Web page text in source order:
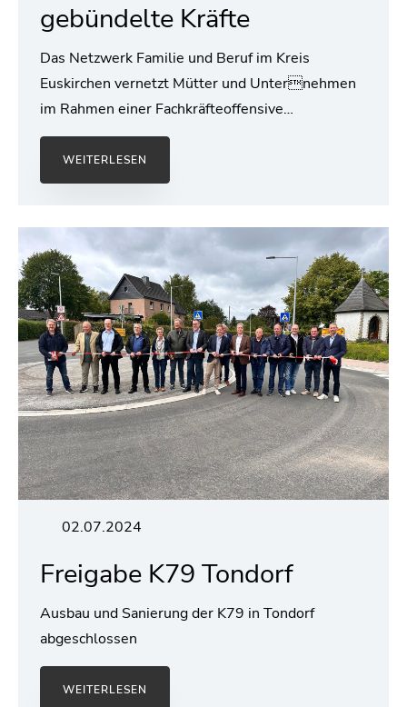
gebündelte Kräfte
Das Netzwerk Familie und Beruf im Kreis
Euskirchen vernetzt Mütter und Unternehmen
im Rahmen einer Fachkräfteoffensive…
WEITERLESEN
02.07.2024
Freigabe K79 Tondorf
Ausbau und Sanierung der K79 in Tondorf
abgeschlossen
WEITERLESEN